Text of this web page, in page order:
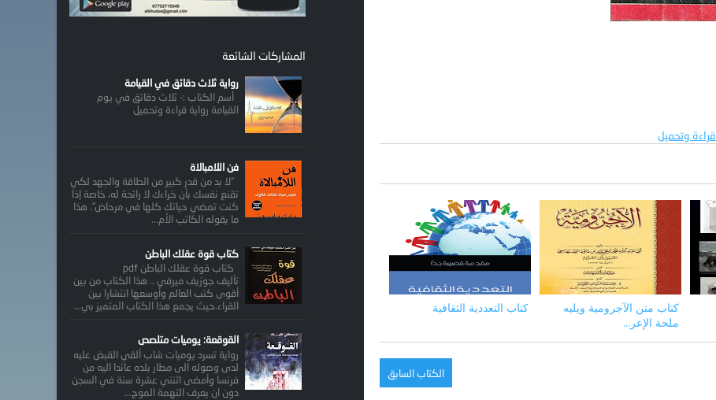
قراءة وتحميل
كتاب متن الآجرومية ويليه
ملحة الإعر...
كتاب التعددية الثقافية
الكتاب السابق
المشاركات الشائعة
رواية ثلاث دقائق في القيامة
أسم الكتاب :- ثلاث دقائق في يوم
القيامة رواية قراءة وتحميل
فن اللامبالاة
“لا بد من قدر كبير من الطاقة والجهد لكي
تقنع نفسك بأن خراءك لا رائحة له، خاصة إذا
كنت تمضي حياتك كلها في مرحاض”. هذا
ما يقوله الكاتب الأم...
كتاب قوة عقلك الباطن
كتاب قوة عقلك الباطن pdf
تأليف جوزيف ميرفي .. هذا الكتاب من بين
أقوى كتب العالم وأوسعها انتشارا بين
القراء.حيث يجمع هذا الكتاب المتميز بي...
القوقعة: يوميات متلصص
رواية تسرد يوميات شاب ألقي القبض عليه
لدى وصوله الى مطار بلده عائدا اليه من
فرنسا وأمضى اثنتي عشرة سنة في السجن
دون ان يعرف التهمة الموج...